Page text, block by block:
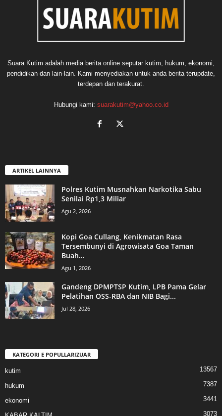
Suara Kutim adalah media berita online seputar kutim, hukum, ekonomi,
pendidikan dan lain-lain. Kami menyediakan untuk anda berita terupdate,
terdepan dan terakurat.
Hubungi kami: suarakutim@yahoo.co.id
ARTIKEL LAINNYA
Polres Kutim Musnahkan Narkotika Sabu
Senilai Rp1,3 Miliar
Agu 2, 2026
Kopi Goa Cullang, Kenikmatan Rasa
Tersembunyi di Agrowisata Goa Taman
Buah...
Agu 1, 2026
Gandeng DPMPTSP Kutim, LPB Pama Gelar
Pelatihan OSS-RBA dan NIB Bagi...
Jul 28, 2026
KATEGORI E POPULLARIZUAR
kutim 13567
hukum 7387
ekonomi 3441
3073